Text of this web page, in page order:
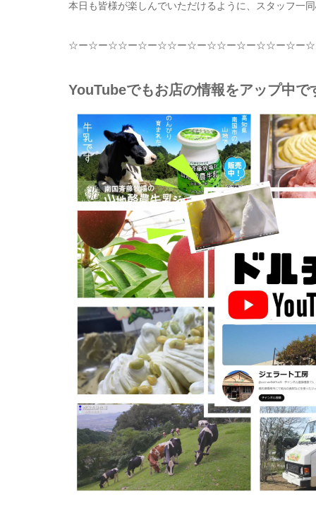
本日も皆様が楽しんでいただけるように、スタッフ一
☆ー☆ー☆☆ー☆ー☆☆ー☆ー☆☆ー☆ー☆☆ー☆ー
YouTubeでもお店の情報をアップ中で